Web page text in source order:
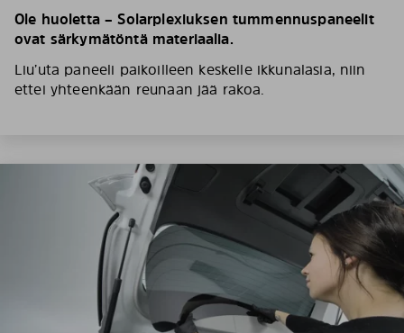
Ole huoletta – Solarplexiuksen tummennuspaneelit
ovat särkymätöntä materiaalia.
Liu’uta paneeli paikoilleen keskelle ikkunalasia, niin
ettei yhteenkään reunaan jää rakoa.